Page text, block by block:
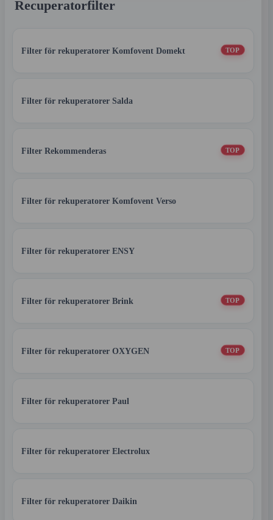
Recuperatorfilter
Filter för rekuperatorer Komfovent Domekt TOP
Filter för rekuperatorer Salda
Filter Rekommenderas TOP
Filter för rekuperatorer Komfovent Verso
Filter för rekuperatorer ENSY
Filter för rekuperatorer Brink TOP
Filter för rekuperatorer OXYGEN TOP
Filter för rekuperatorer Paul
Filter för rekuperatorer Electrolux
Filter för rekuperatorer Daikin